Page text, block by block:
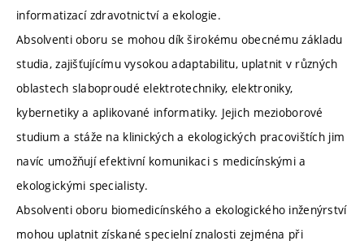
informatizací zdravotnictví a ekologie.
Absolventi oboru se mohou dík širokému obecnému základu
studia, zajišťujícímu vysokou adaptabilitu, uplatnit v různých
oblastech slaboproudé elektrotechniky, elektroniky,
kybernetiky a aplikované informatiky. Jejich mezioborové
studium a stáže na klinických a ekologických pracovištích jim
navíc umožňují efektivní komunikaci s medicínskými a
ekologickými specialisty.
Absolventi oboru biomedicínského a ekologického inženýrství
mohou uplatnit získané specielní znalosti zejména při